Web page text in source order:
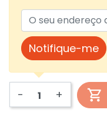
Notifique-me
- +